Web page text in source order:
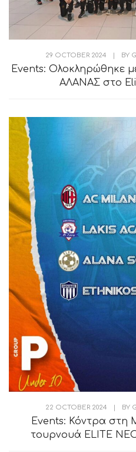
29 OCTOBER 2024 BY
Events: Ολοκληρώθηκε
ΑΛΑΝΑΣ στο
22 OCTOBER 2024 | BY
Events: Κόντρα
τουρνουά ELITE